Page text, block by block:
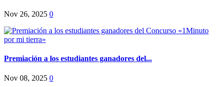
Nov 26, 2025 0
Premiación a los estudiantes ganadores del...
Nov 08, 2025 0